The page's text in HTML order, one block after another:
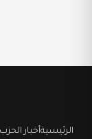
الرئيسيةأخبار الحزب